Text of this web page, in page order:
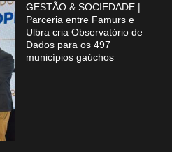
GESTÃO & SOCIEDADE |
Parceria entre Famurs e
Ulbra cria Observatório de
Dados para os 497
municípios gaúchos